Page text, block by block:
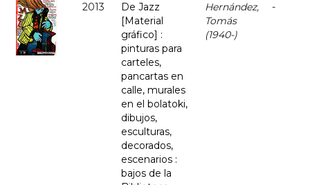
2013
De Jazz
[Material
gráfico] :
pinturas para
carteles,
pancartas en
calle, murales
en el bolatoki,
dibujos,
esculturas,
decorados,
escenarios :
bajos de la
Hernández,
Tomás
(1940-)
-